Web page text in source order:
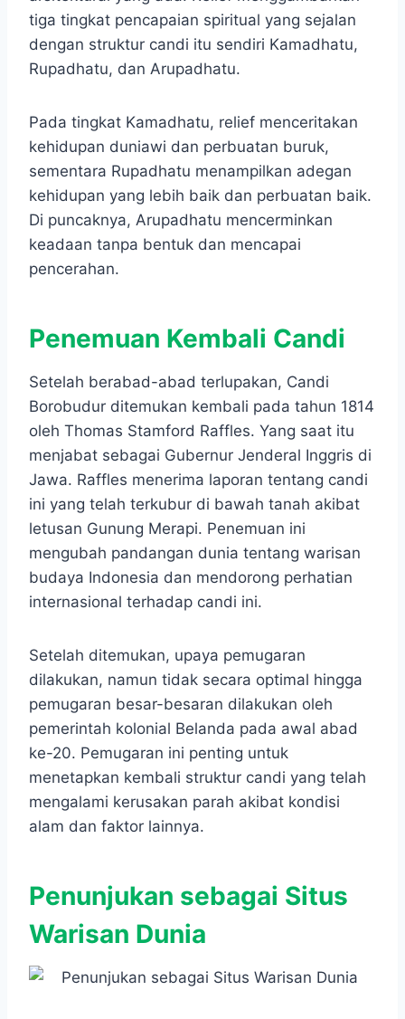
tiga tingkat pencapaian spiritual yang sejalan
dengan struktur candi itu sendiri Kamadhatu,
Rupadhatu, dan Arupadhatu.
Pada tingkat Kamadhatu, relief menceritakan
kehidupan duniawi dan perbuatan buruk,
sementara Rupadhatu menampilkan adegan
kehidupan yang lebih baik dan perbuatan baik.
Di puncaknya, Arupadhatu mencerminkan
keadaan tanpa bentuk dan mencapai
pencerahan.
Penemuan Kembali Candi
Setelah berabad-abad terlupakan, Candi
Borobudur ditemukan kembali pada tahun 1814
oleh Thomas Stamford Raffles. Yang saat itu
menjabat sebagai Gubernur Jenderal Inggris di
Jawa. Raffles menerima laporan tentang candi
ini yang telah terkubur di bawah tanah akibat
letusan Gunung Merapi. Penemuan ini
mengubah pandangan dunia tentang warisan
budaya Indonesia dan mendorong perhatian
internasional terhadap candi ini.
Setelah ditemukan, upaya pemugaran
dilakukan, namun tidak secara optimal hingga
pemugaran besar-besaran dilakukan oleh
pemerintah kolonial Belanda pada awal abad
ke-20. Pemugaran ini penting untuk
menetapkan kembali struktur candi yang telah
mengalami kerusakan parah akibat kondisi
alam dan faktor lainnya.
Penunjukan sebagai Situs
Warisan Dunia